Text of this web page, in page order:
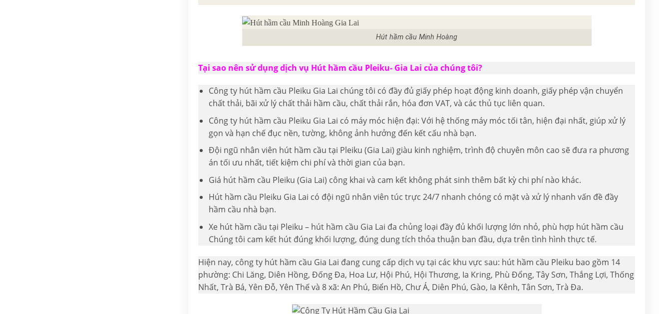
Hút hầm cầu Minh Hoàng
Tại sao nên sử dụng dịch vụ Hút hầm cầu Pleiku- Gia Lai của chúng tôi?
Công ty hút hầm cầu Pleiku Gia Lai chúng tôi có đầy đủ giấy phép hoạt động kinh doanh, giấy phép vận chuyển
chất thải, bãi xử lý chất thải hầm cầu, chất thải rắn, hóa đơn VAT, và các thủ tục liên quan.
Công ty hút hầm cầu Pleiku Gia Lai có máy móc hiện đại: Với hệ thống máy móc tối tân, hiện đại nhất, giúp xử lý
gọn và hạn chế đục nền, tường, không ảnh hưởng đến kết cấu nhà bạn.
Đội ngũ nhân viên hút hầm cầu tại Pleiku (Gia Lai) giàu kinh nghiệm, trình độ chuyên môn cao sẽ đưa ra phương
án tối ưu nhất, tiết kiệm chi phí và thời gian của bạn.
Giá hút hầm cầu Pleiku (Gia Lai) công khai và cam kết không phát sinh thêm bất kỳ chi phí nào khác.
Hút hầm cầu Pleiku Gia Lai có đội ngũ nhân viên túc trực 24/7 nhanh chóng có mặt và xử lý nhanh vấn đề đầy
hầm cầu nhà bạn.
Xe hút hầm cầu tại Pleiku – hút hầm cầu Gia Lai đa chủng loại đầy đủ khối lượng lớn nhỏ, phù hợp hút hầm cầu
Chúng tôi cam kết hút đúng khối lượng, đúng dung tích thỏa thuận ban đầu, dựa trên tình hình thực tế.
Hiện nay, công ty hút hầm cầu Gia Lai đang cung cấp dịch vụ tại các khu vực sau: hút hầm cầu Pleiku bao gồm 14
phường: Chi Lăng, Diên Hồng, Đống Đa, Hoa Lư, Hội Phú, Hội Thương, Ia Kring, Phù Đổng, Tây Sơn, Thắng Lợi, Thống
Nhất, Trà Bá, Yên Đỗ, Yên Thế và 8 xã: An Phú, Biển Hồ, Chư Á, Diên Phú, Gào, Ia Kênh, Tân Sơn, Trà Đa.